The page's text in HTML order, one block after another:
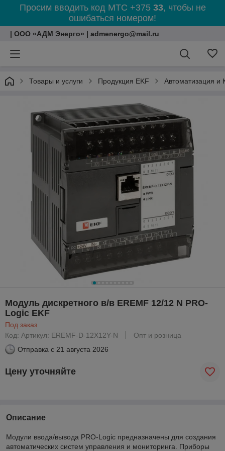
Просим вводить код МТС +375 33, чтобы не
ошибаться номером!
| ООО «АДМ Энерго» | admenergo@mail.ru
Товары и услуги Продукция EKF Автоматизация и
Модуль дискретного в/в EREMF 12/12 N PRO-
Logic EKF
Под заказ
Код: Артикул: EREMF-D-12X12Y-N
Опт и розница
Отправка с 21 августа 2026
Цену уточняйте
Описание
Модули ввода/вывода PRO-Logic предназначены для создания
автоматических систем управления и мониторинга. Приборы